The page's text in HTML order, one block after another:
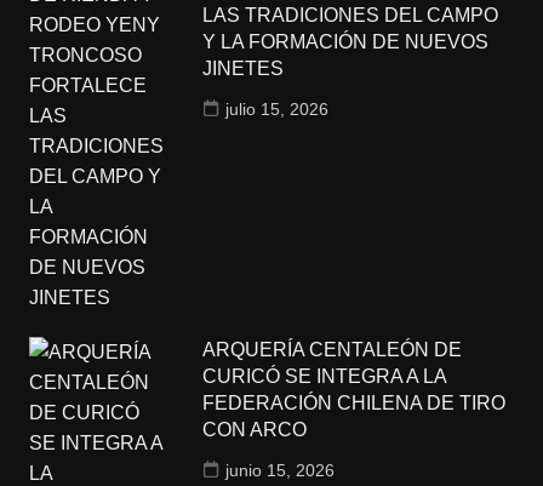
LAS TRADICIONES DEL CAMPO
Y LA FORMACIÓN DE NUEVOS
JINETES
julio 15, 2026
ARQUERÍA CENTALEÓN DE
CURICÓ SE INTEGRA A LA
FEDERACIÓN CHILENA DE TIRO
CON ARCO
junio 15, 2026